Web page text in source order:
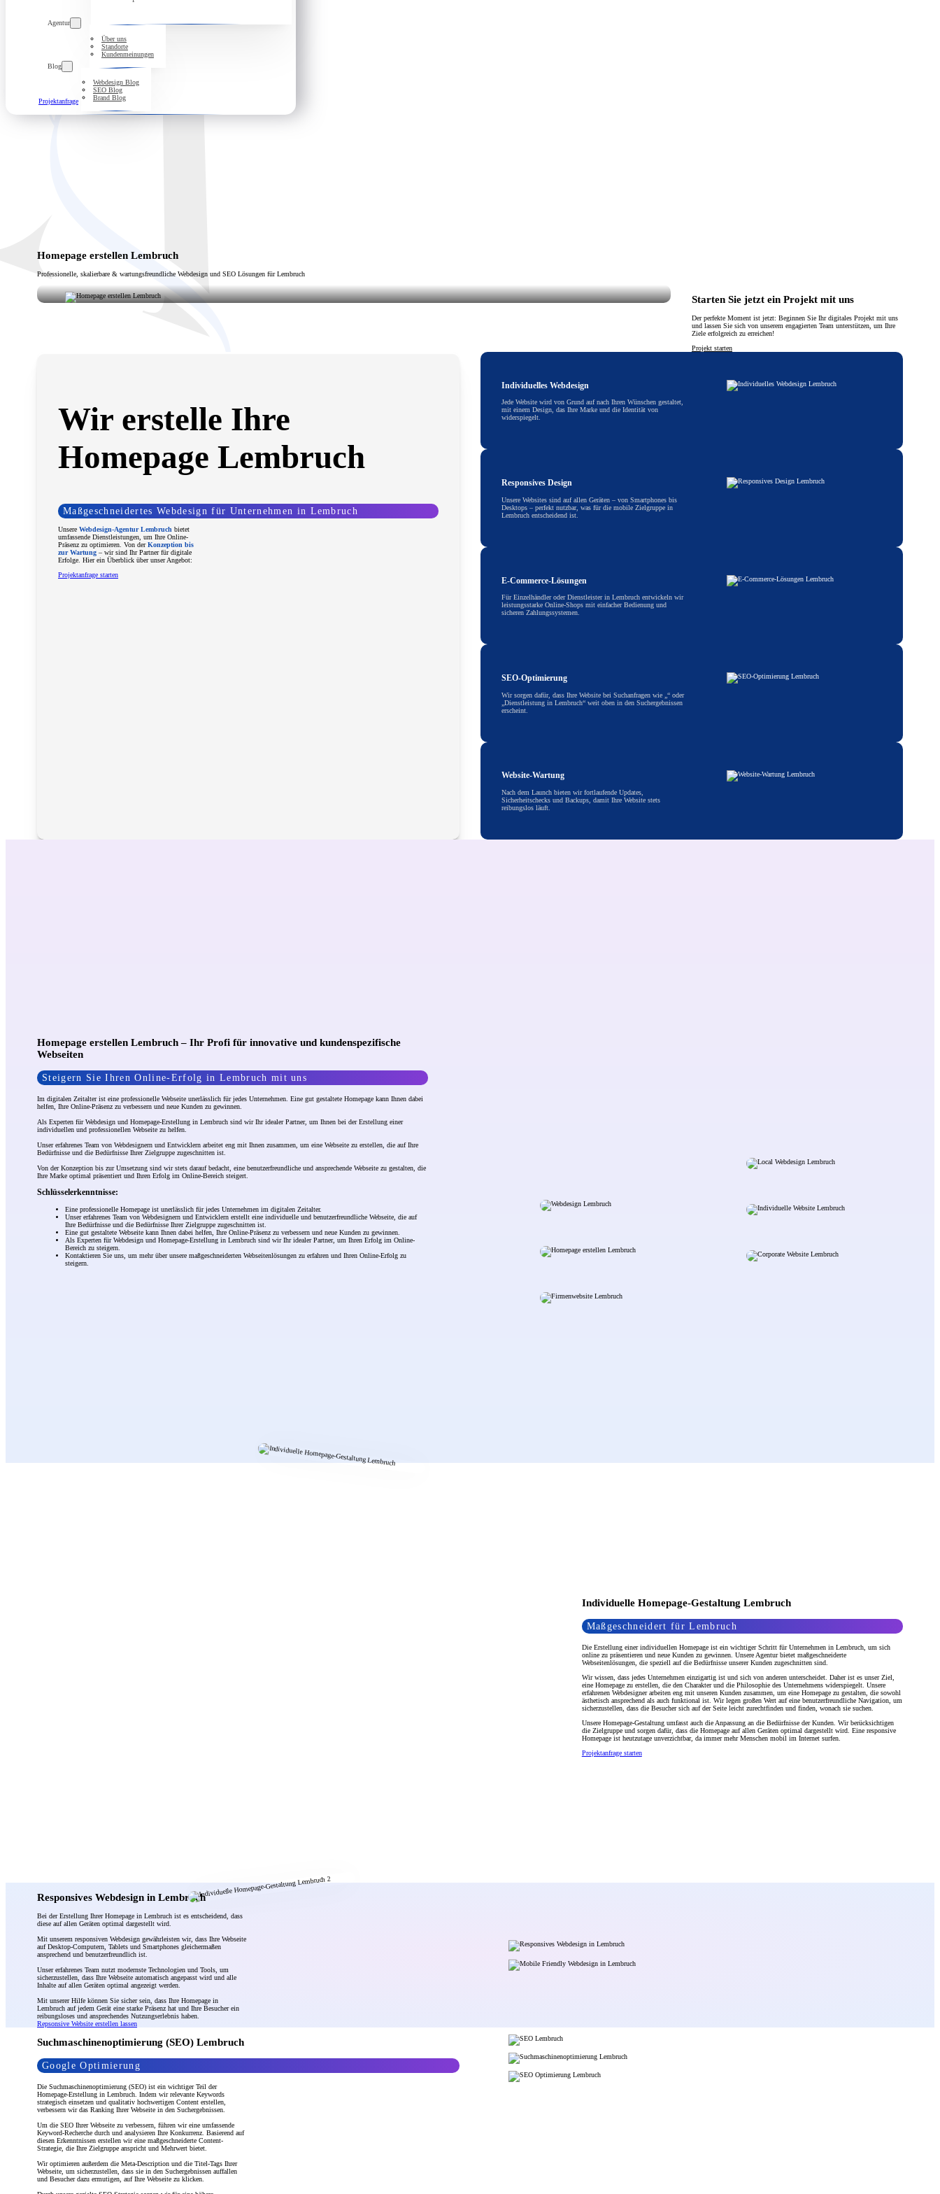
Agentur
Über uns
Standorte
Kundenmeinungen
Blog
Webdesign Blog
SEO Blog
Brand Blog
Projektanfrage
Homepage erstellen Lembruch
Professionelle, skalierbare & wartungsfreundliche Webdesign und SEO Lösungen für Lembruch
moderne, funktionale Websites, die Ihr Unternehmen lokal und digital sichtbar
Starten Sie jetzt ein Projekt mit uns
Der perfekte Moment ist jetzt: Beginnen Sie Ihr digitales Projekt mit uns
und lassen Sie sich von unserem engagierten Team unterstützen, um Ihre
Ziele erfolgreich zu erreichen!
Projekt starten
Wir erstelle Ihre
Homepage Lembruch
Maßgeschneidertes Webdesign für Unternehmen in Lembruch
Unsere Webdesign-Agentur Lembruch bietet
umfassende Dienstleistungen, um Ihre Online-
Präsenz zu optimieren. Von derKonzeption bis
zur Wartung – wir sind Ihr Partner für digitale
Erfolge. Hier ein Überblick über unser Angebot:
Projektanfrage starten
Individuelles Webdesign
Jede Website wird von Grund auf nach Ihren Wünschen gestaltet,
mit einem Design, das Ihre Marke und die Identität von
widerspiegelt.
Responsives Design
Unsere Websites sind auf allen Geräten – von Smartphones bis
Desktops – perfekt nutzbar, was für die mobile Zielgruppe in
Lembruch entscheidend ist.
E-Commerce-Lösungen
Für Einzelhändler oder Dienstleister in Lembruch entwickeln wir
leistungsstarke Online-Shops mit einfacher Bedienung und
sicheren Zahlungssystemen.
SEO-Optimierung
Wir sorgen dafür, dass Ihre Website bei Suchanfragen wie „“ oder
„Dienstleistung in Lembruch“ weit oben in den Suchergebnissen
erscheint.
Website-Wartung
Nach dem Launch bieten wir fortlaufende Updates,
Sicherheitschecks und Backups, damit Ihre Website stets
reibungslos läuft.
Homepage erstellen Lembruch – Ihr Profi für innovative und kundenspezifische
Webseiten
Steigern Sie Ihren Online-Erfolg in Lembruch mit uns
Im digitalen Zeitalter ist eine professionelle Webseite unerlässlich für jedes Unternehmen. Eine gut gestaltete Homepage kann Ihnen dabei
helfen, Ihre Online-Präsenz zu verbessern und neue Kunden zu gewinnen.
Als Experten für Webdesign und Homepage-Erstellung in Lembruch sind wir Ihr idealer Partner, um Ihnen bei der Erstellung einer
individuellen und professionellen Webseite zu helfen.
Unser erfahrenes Team von Webdesignern und Entwicklern arbeitet eng mit Ihnen zusammen, um eine Webseite zu erstellen, die auf Ihre
Bedürfnisse und die Bedürfnisse Ihrer Zielgruppe zugeschnitten ist.
Von der Konzeption bis zur Umsetzung sind wir stets darauf bedacht, eine benutzerfreundliche und ansprechende Webseite zu gestalten, die
Ihre Marke optimal präsentiert und Ihren Erfolg im Online-Bereich steigert.
Schlüsselerkenntnisse:
Eine professionelle Homepage ist unerlässlich für jedes Unternehmen im digitalen Zeitalter.
Unser erfahrenes Team von Webdesignern und Entwicklern erstellt eine individuelle und benutzerfreundliche Webseite, die auf
Ihre Bedürfnisse und die Bedürfnisse Ihrer Zielgruppe zugeschnitten ist.
Eine gut gestaltete Webseite kann Ihnen dabei helfen, Ihre Online-Präsenz zu verbessern und neue Kunden zu gewinnen.
Als Experten für Webdesign und Homepage-Erstellung in Lembruch sind wir Ihr idealer Partner, um Ihren Erfolg im Online-
Bereich zu steigern.
Kontaktieren Sie uns, um mehr über unsere maßgeschneiderten Webseitenlösungen zu erfahren und Ihren Online-Erfolg zu
steigern.
Individuelle Homepage-Gestaltung Lembruch
Maßgeschneidert für Lembruch
Die Erstellung einer individuellen Homepage ist ein wichtiger Schritt für Unternehmen in Lembruch, um sich
online zu präsentieren und neue Kunden zu gewinnen. Unsere Agentur bietet maßgeschneiderte
Webseitenlösungen, die speziell auf die Bedürfnisse unserer Kunden zugeschnitten sind.
Wir wissen, dass jedes Unternehmen einzigartig ist und sich von anderen unterscheidet. Daher ist es unser Ziel,
eine Homepage zu erstellen, die den Charakter und die Philosophie des Unternehmens widerspiegelt. Unsere
erfahrenen Webdesigner arbeiten eng mit unseren Kunden zusammen, um eine Homepage zu gestalten, die sowohl
ästhetisch ansprechend als auch funktional ist. Wir legen großen Wert auf eine benutzerfreundliche Navigation, um
sicherzustellen, dass die Besucher sich auf der Seite leicht zurechtfinden und finden, wonach sie suchen.
Unsere Homepage-Gestaltung umfasst auch die Anpassung an die Bedürfnisse der Kunden. Wir berücksichtigen
die Zielgruppe und sorgen dafür, dass die Homepage auf allen Geräten optimal dargestellt wird. Eine responsive
Homepage ist heutzutage unverzichtbar, da immer mehr Menschen mobil im Internet surfen.
Projektanfrage starten
Responsives Webdesign in Lembruch
Bei der Erstellung Ihrer Homepage in Lembruch ist es entscheidend, dass
diese auf allen Geräten optimal dargestellt wird.
Mit unserem responsiven Webdesign gewährleisten wir, dass Ihre Webseite
auf Desktop-Computern, Tablets und Smartphones gleichermaßen
ansprechend und benutzerfreundlich ist.
Unser erfahrenes Team nutzt modernste Technologien und Tools, um
sicherzustellen, dass Ihre Webseite automatisch angepasst wird und alle
Inhalte auf allen Geräten optimal angezeigt werden.
Mit unserer Hilfe können Sie sicher sein, dass Ihre Homepage in
Lembruch auf jedem Gerät eine starke Präsenz hat und Ihre Besucher ein
reibungsloses und ansprechendes Nutzungserlebnis haben.
Repsonsive Website erstellen lassen
Suchmaschinenoptimierung (SEO) Lembruch
Google Optimierung
Die Suchmaschinenoptimierung (SEO) ist ein wichtiger Teil der
Homepage-Erstellung in Lembruch. Indem wir relevante Keywords
strategisch einsetzen und qualitativ hochwertigen Content erstellen,
verbessern wir das Ranking Ihrer Webseite in den Suchergebnissen.
Um die SEO Ihrer Webseite zu verbessern, führen wir eine umfassende
Keyword-Recherche durch und analysieren Ihre Konkurrenz. Basierend auf
diesen Erkenntnissen erstellen wir eine maßgeschneiderte Content-
Strategie, die Ihre Zielgruppe anspricht und Mehrwert bietet.
Wir optimieren außerdem die Meta-Description und die Titel-Tags Ihrer
Webseite, um sicherzustellen, dass sie in den Suchergebnissen auffallen
und Besucher dazu ermutigen, auf Ihre Webseite zu klicken.